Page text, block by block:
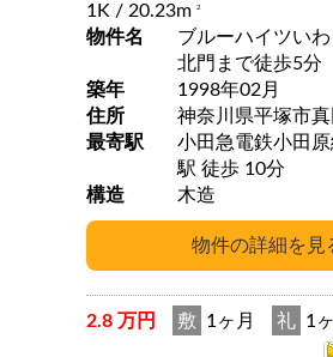
1K / 20.23m 2
物件名
ブルーハイツい
北門まで徒歩5分
築年
1998年02月
住所
神奈川県平塚市真
最寄駅
小田急電鉄小田
駅 徒歩 10分
構造
木造
2.8 万円 敷 1ヶ月 礼 1